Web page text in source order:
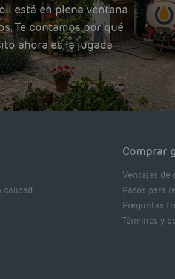
está en plena ventana
Te contamos por qué
ahora es la jugada
calidad
Comprar
Ventajas de
Pasos para
Preguntas
Términos y